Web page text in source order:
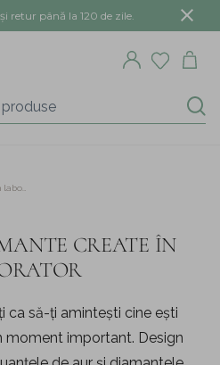
retur până la 120 de zile.
CREATE ÎN
ca să-ți amintești cine ești
moment important. Design